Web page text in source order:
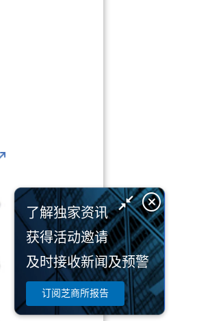
了解独家资讯
获得活动邀请
及时接收新闻及预警
订阅芝商所报告